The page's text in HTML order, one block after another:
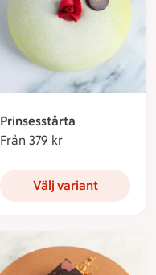
Prinsesstårta
Från 379 kr
Välj variant